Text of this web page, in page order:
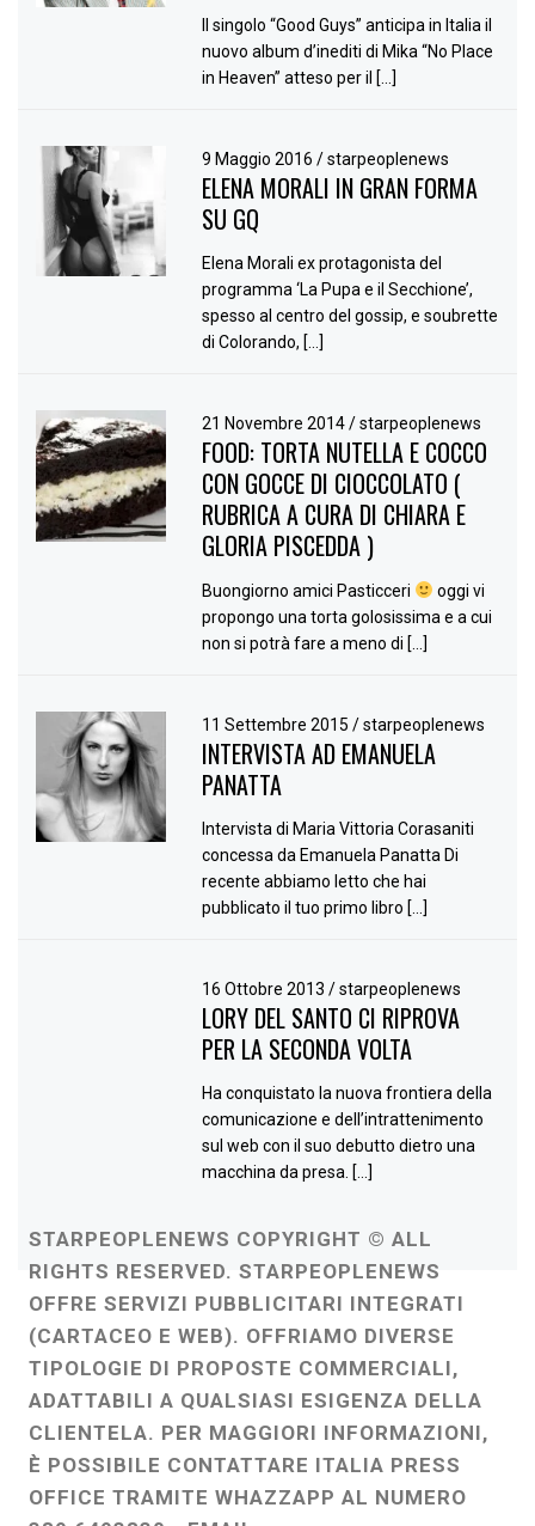
Il singolo “Good Guys” anticipa in Italia il
nuovo album d’inediti di Mika “No Place
in Heaven” atteso per il […]
9 Maggio 2016/ starpeoplenews
ELENA MORALI IN GRAN FORMA
SU GQ
Elena Morali ex protagonista del
programma ‘La Pupa e il Secchione’,
spesso al centro del gossip, e soubrette
di Colorando, […]
21 Novembre 2014/ starpeoplenews
FOOD: TORTA NUTELLA E COCCO
CON GOCCE DI CIOCCOLATO (
RUBRICA A CURA DI CHIARA E
GLORIA PISCEDDA )
Buongiorno amici Pasticceri
oggi vi
propongo una torta golosissima e a cui
non si potrà fare a meno di […]
11 Settembre 2015/ starpeoplenews
INTERVISTA AD EMANUELA
PANATTA
Intervista di Maria Vittoria Corasaniti
concessa da Emanuela Panatta Di
recente abbiamo letto che hai
pubblicato il tuo primo libro […]
16 Ottobre 2013/ starpeoplenews
LORY DEL SANTO CI RIPROVA
PER LA SECONDA VOLTA
Ha conquistato la nuova frontiera della
comunicazione e dell’intrattenimento
sul web con il suo debutto dietro una
macchina da presa. […]
STARPEOPLENEWS COPYRIGHT © ALL
RIGHTS RESERVED. STARPEOPLENEWS
OFFRE SERVIZI PUBBLICITARI INTEGRATI
(CARTACEO E WEB). OFFRIAMO DIVERSE
TIPOLOGIE DI PROPOSTE COMMERCIALI,
ADATTABILI A QUALSIASI ESIGENZA DELLA
CLIENTELA. PER MAGGIORI INFORMAZIONI,
È POSSIBILE CONTATTARE ITALIA PRESS
OFFICE TRAMITE WHAZZAPP AL NUMERO